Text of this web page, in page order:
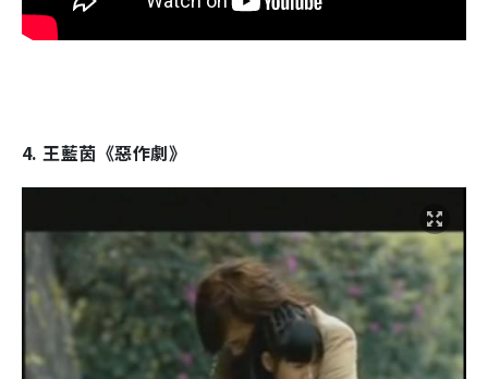
4. 王藍茵《惡作劇》